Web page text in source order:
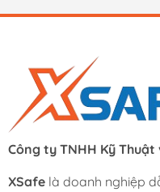
Công ty TNHH Kỹ Thuật
XSafe là doanh nghiệp